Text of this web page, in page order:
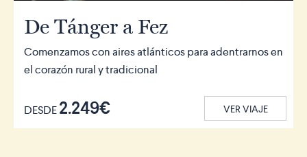
De Tánger a Fez
Comenzamos con aires atlánticos para adentrarnos en
el corazón rural y tradicional
DESDE2.249€ VER VIAJE